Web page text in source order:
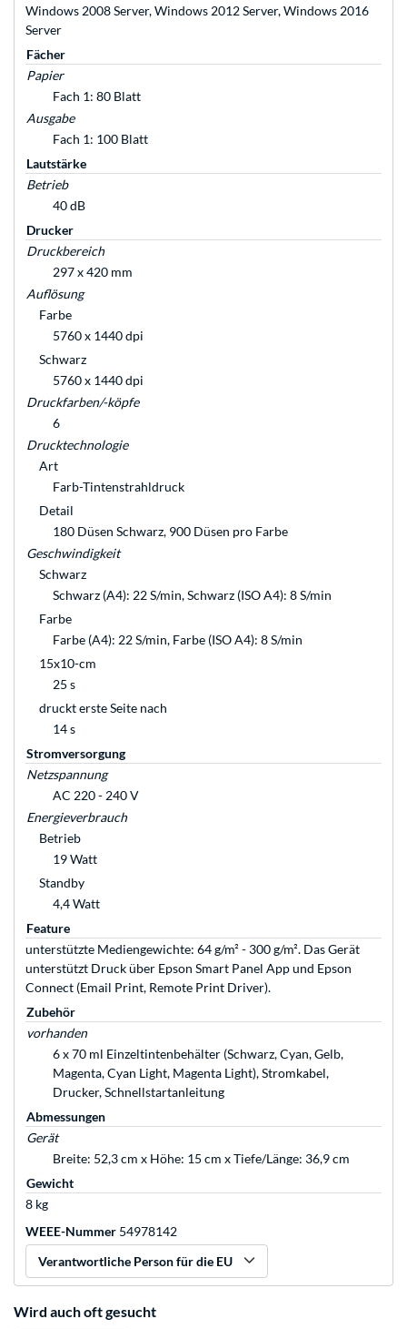
Windows 2008 Server, Windows 2012 Server, Windows 2016
Server
Fächer
Papier
Fach 1: 80 Blatt
Ausgabe
Fach 1: 100 Blatt
Lautstärke
Betrieb
40 dB
Drucker
Druckbereich
297 x 420 mm
Auflösung
Farbe
5760 x 1440 dpi
Schwarz
5760 x 1440 dpi
Druckfarben/-köpfe
6
Drucktechnologie
Art
Farb-Tintenstrahldruck
Detail
180 Düsen Schwarz, 900 Düsen pro Farbe
Geschwindigkeit
Schwarz
Schwarz (A4): 22 S/min, Schwarz (ISO A4): 8 S/min
Farbe
Farbe (A4): 22 S/min, Farbe (ISO A4): 8 S/min
15x10-cm
25 s
druckt erste Seite nach
14 s
Stromversorgung
Netzspannung
AC 220 - 240 V
Energieverbrauch
Betrieb
19 Watt
Standby
4,4 Watt
Feature
unterstützte Mediengewichte: 64 g/m² - 300 g/m². Das Gerät
unterstützt Druck über Epson Smart Panel App und Epson
Connect (Email Print, Remote Print Driver).
Zubehör
vorhanden
6 x 70 ml Einzeltintenbehälter (Schwarz, Cyan, Gelb,
Magenta, Cyan Light, Magenta Light), Stromkabel,
Drucker, Schnellstartanleitung
Abmessungen
Gerät
Breite: 52,3 cm x Höhe: 15 cm x Tiefe/Länge: 36,9 cm
Gewicht
8 kg
WEEE-Nummer 54978142
Verantwortliche Person für die EU
Wird auch oft gesucht